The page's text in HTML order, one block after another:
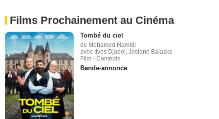
Films Prochainement au Cinéma
Tombé du ciel
de Mohamed Hamidi
avec Ilyes Djadel, Josiane Balasko
Film - Comédie
Bande-annonce